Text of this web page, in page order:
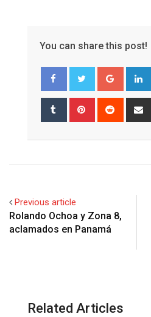
You can share this post!
Google+
Tumblr Pinterest Reddit
Previous article
Rolando Ochoa y Zona 8,
aclamados en Panamá
Related Articles